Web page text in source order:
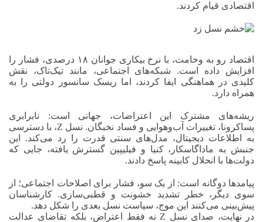
اقتصادی قیام کردند.
اقتصاد رو به وخامت، با نرخ بیکاری جوانان ۱۸ درصدی، فشار را
افزایش داده است. شبکه‌های اجتماعی، مانند تیک‌تاک، نقش
کلیدی در هماهنگی ایفا کردند، اما ریسک سانسور دولتی را به
همراه دارد.
ریشه‌های مشترک این اعتراضات، جهانی است: نابرابری
پساکرونا، تغییرات آب‌وهوایی و فساد نخبگان. نسل Z، با دسترسی
به اطلاعات دیجیتال، مدل‌های سنتی قدرت را رد می‌کند. این
جنبش به ماداگاسکار، کنیا و فیلیپین گسترش یافته، جایی که
دولت‌ها با انحلال کابینه پاسخ دادند.
پیامدها دوگانه است: از یک سو، فشار برای اصلاحات اجتماعی؛ از
سوی دیگر، خطر تشدید خشونت و قطبی‌سازی. کارشناسان
پیش‌بینی می‌کنند این موج، سیاست نسل بعدی را شکل دهد.
در نهایت، صدای نسل Z نه فقط اعتراض، بلکه تقاضای عدالت